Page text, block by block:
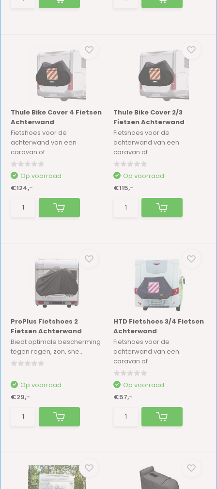
Thule Bike Cover 4 Fietsen
Achterwand
Fietshoes voor de
achterwand van een
caravan of ...
Op voorraad
€124,-
Thule Bike Cover 2/3
Fietsen Achterwand
Fietshoes voor de
achterwand van een
caravan of ...
Op voorraad
€115,-
ProPlus Fietshoes 2
Fietsen Achterwand
Biedt optimale bescherming
tegen regen, zon, sne...
Op voorraad
€29,-
HTD Fietshoes 3/4 Fietsen
Achterwand
Fietshoes voor de
achterwand van een
caravan of ...
Op voorraad
€57,-